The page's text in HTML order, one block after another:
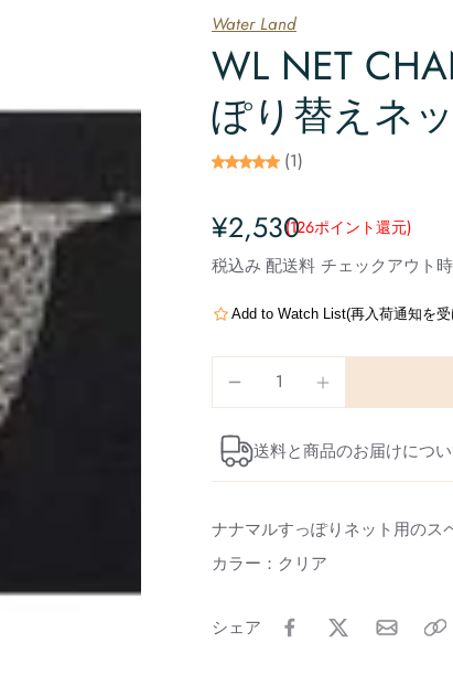
Water Land
WL NET
ぽり替えネッ
(1)
¥2,530(126ポイント還元)
税込み 配送料 チェックアウト
Add to Watch List(再入荷通知を
送料と商品のお届けにつ
ナナマルすっぽりネット用のス
カラー：クリア
シェア